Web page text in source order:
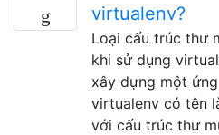
virtualenv?
Loại cấu trúc thư
khi sử dụng
xây dựng một
virtualenv có tên
với cấu trúc thư